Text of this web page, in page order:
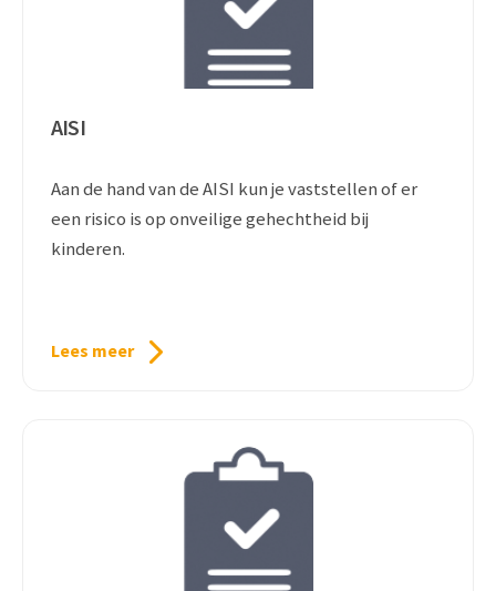
AISI
Aan de hand van de AISI kun je vaststellen of er
een risico is op onveilige gehechtheid bij
kinderen.
Lees meer